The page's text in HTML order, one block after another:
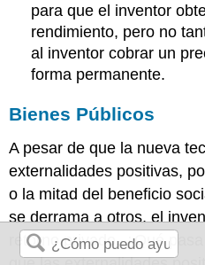
para que el inventor
rendimiento, pero no
al inventor cobrar un
forma permanente.
Bienes Públicos
A pesar de que la nueva
externalidades positivas,
o la mitad del beneficio
se derrama a otros, el
retorno privado. ¿Qué